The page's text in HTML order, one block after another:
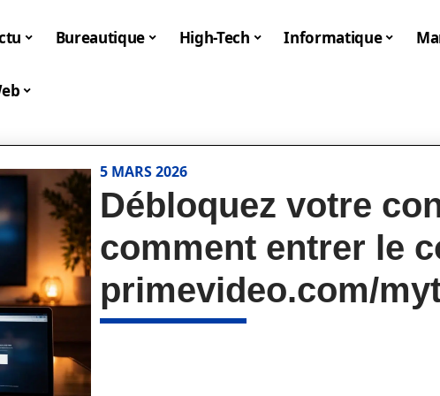
Bureautique High-Tech Informatique
5 MARS 2026
Débloquez votre
comment entrer le
primevideo.com/